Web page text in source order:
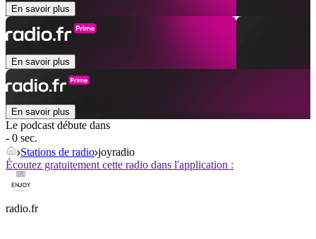
En savoir plus
En savoir plus
En savoir plus
Le podcast débute dans
- 0 sec.
Stations de radio joyradio
Écoutez gratuitement cette radio dans l'application :
radio.fr